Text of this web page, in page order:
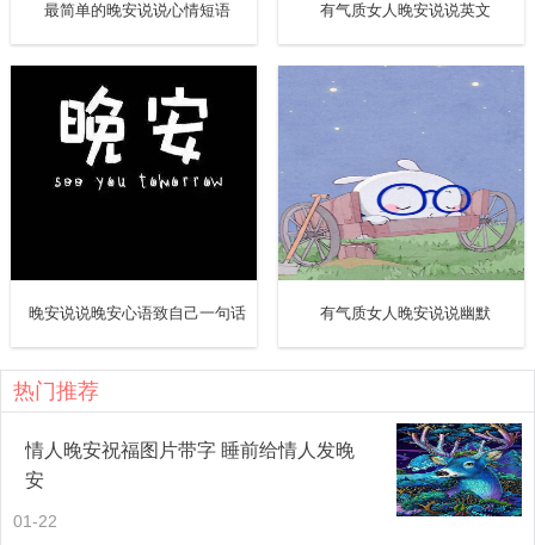
最简单的晚安说说心情短语 有气质女人晚安说说英文
晚安说说晚安心语致自己一句话 有气质女人晚安说说幽默
热门推荐
情人晚安祝福图片带字 睡前给情人发晚
安
01-22